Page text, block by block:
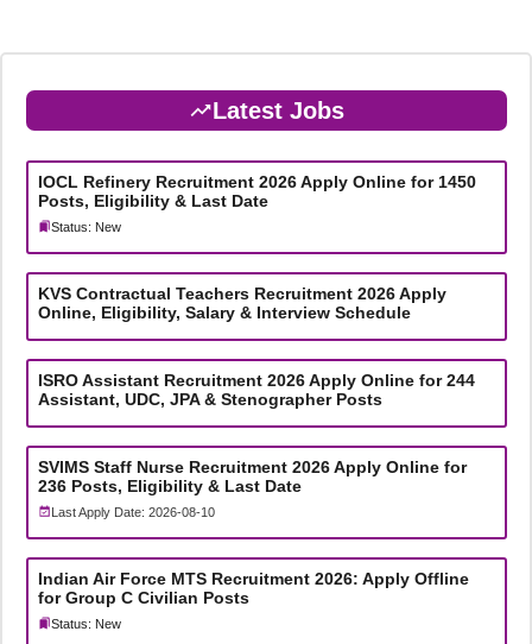
Latest Jobs
IOCL Refinery Recruitment 2026 Apply Online for 1450
Posts, Eligibility & Last Date
Status: New
KVS Contractual Teachers Recruitment 2026 Apply
Online, Eligibility, Salary & Interview Schedule
ISRO Assistant Recruitment 2026 Apply Online for 244
Assistant, UDC, JPA & Stenographer Posts
SVIMS Staff Nurse Recruitment 2026 Apply Online for
236 Posts, Eligibility & Last Date
Last Apply Date: 2026-08-10
Indian Air Force MTS Recruitment 2026: Apply Offline
for Group C Civilian Posts
Status: New